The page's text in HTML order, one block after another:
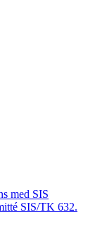
med SIS
SIS/TK 632.